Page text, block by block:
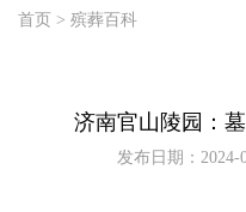
首页 > 殡葬百科
济南官山陵园：
发布日期：2024-